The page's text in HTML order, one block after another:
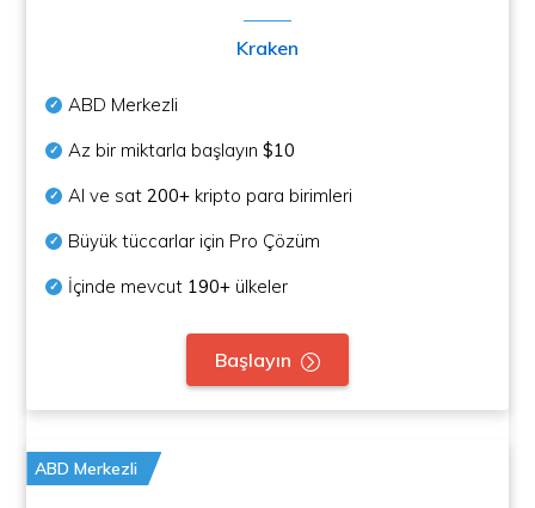
Kraken
ABD Merkezli
Az bir miktarla başlayın$10
Al ve sat200+ kripto para birimleri
Büyük tüccarlar için Pro Çözüm
İçinde mevcut 190+ ülkeler
Başlayın
ABD Merkezli